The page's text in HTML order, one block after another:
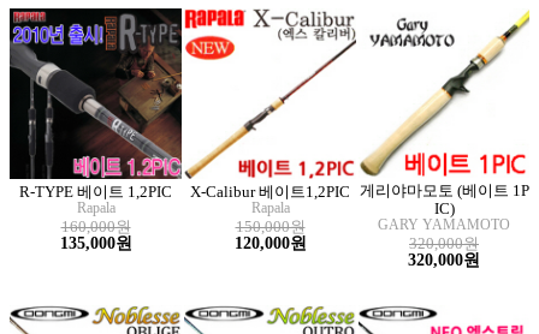
R-TYPE 베이트 1,2PIC
Rapala
160,000원
135,000원
X-Calibur 베이트1,2PIC
Rapala
150,000원
120,000원
게리야마모토 (베이트 1P
IC)
GARY YAMAMOTO
320,000원
320,000원